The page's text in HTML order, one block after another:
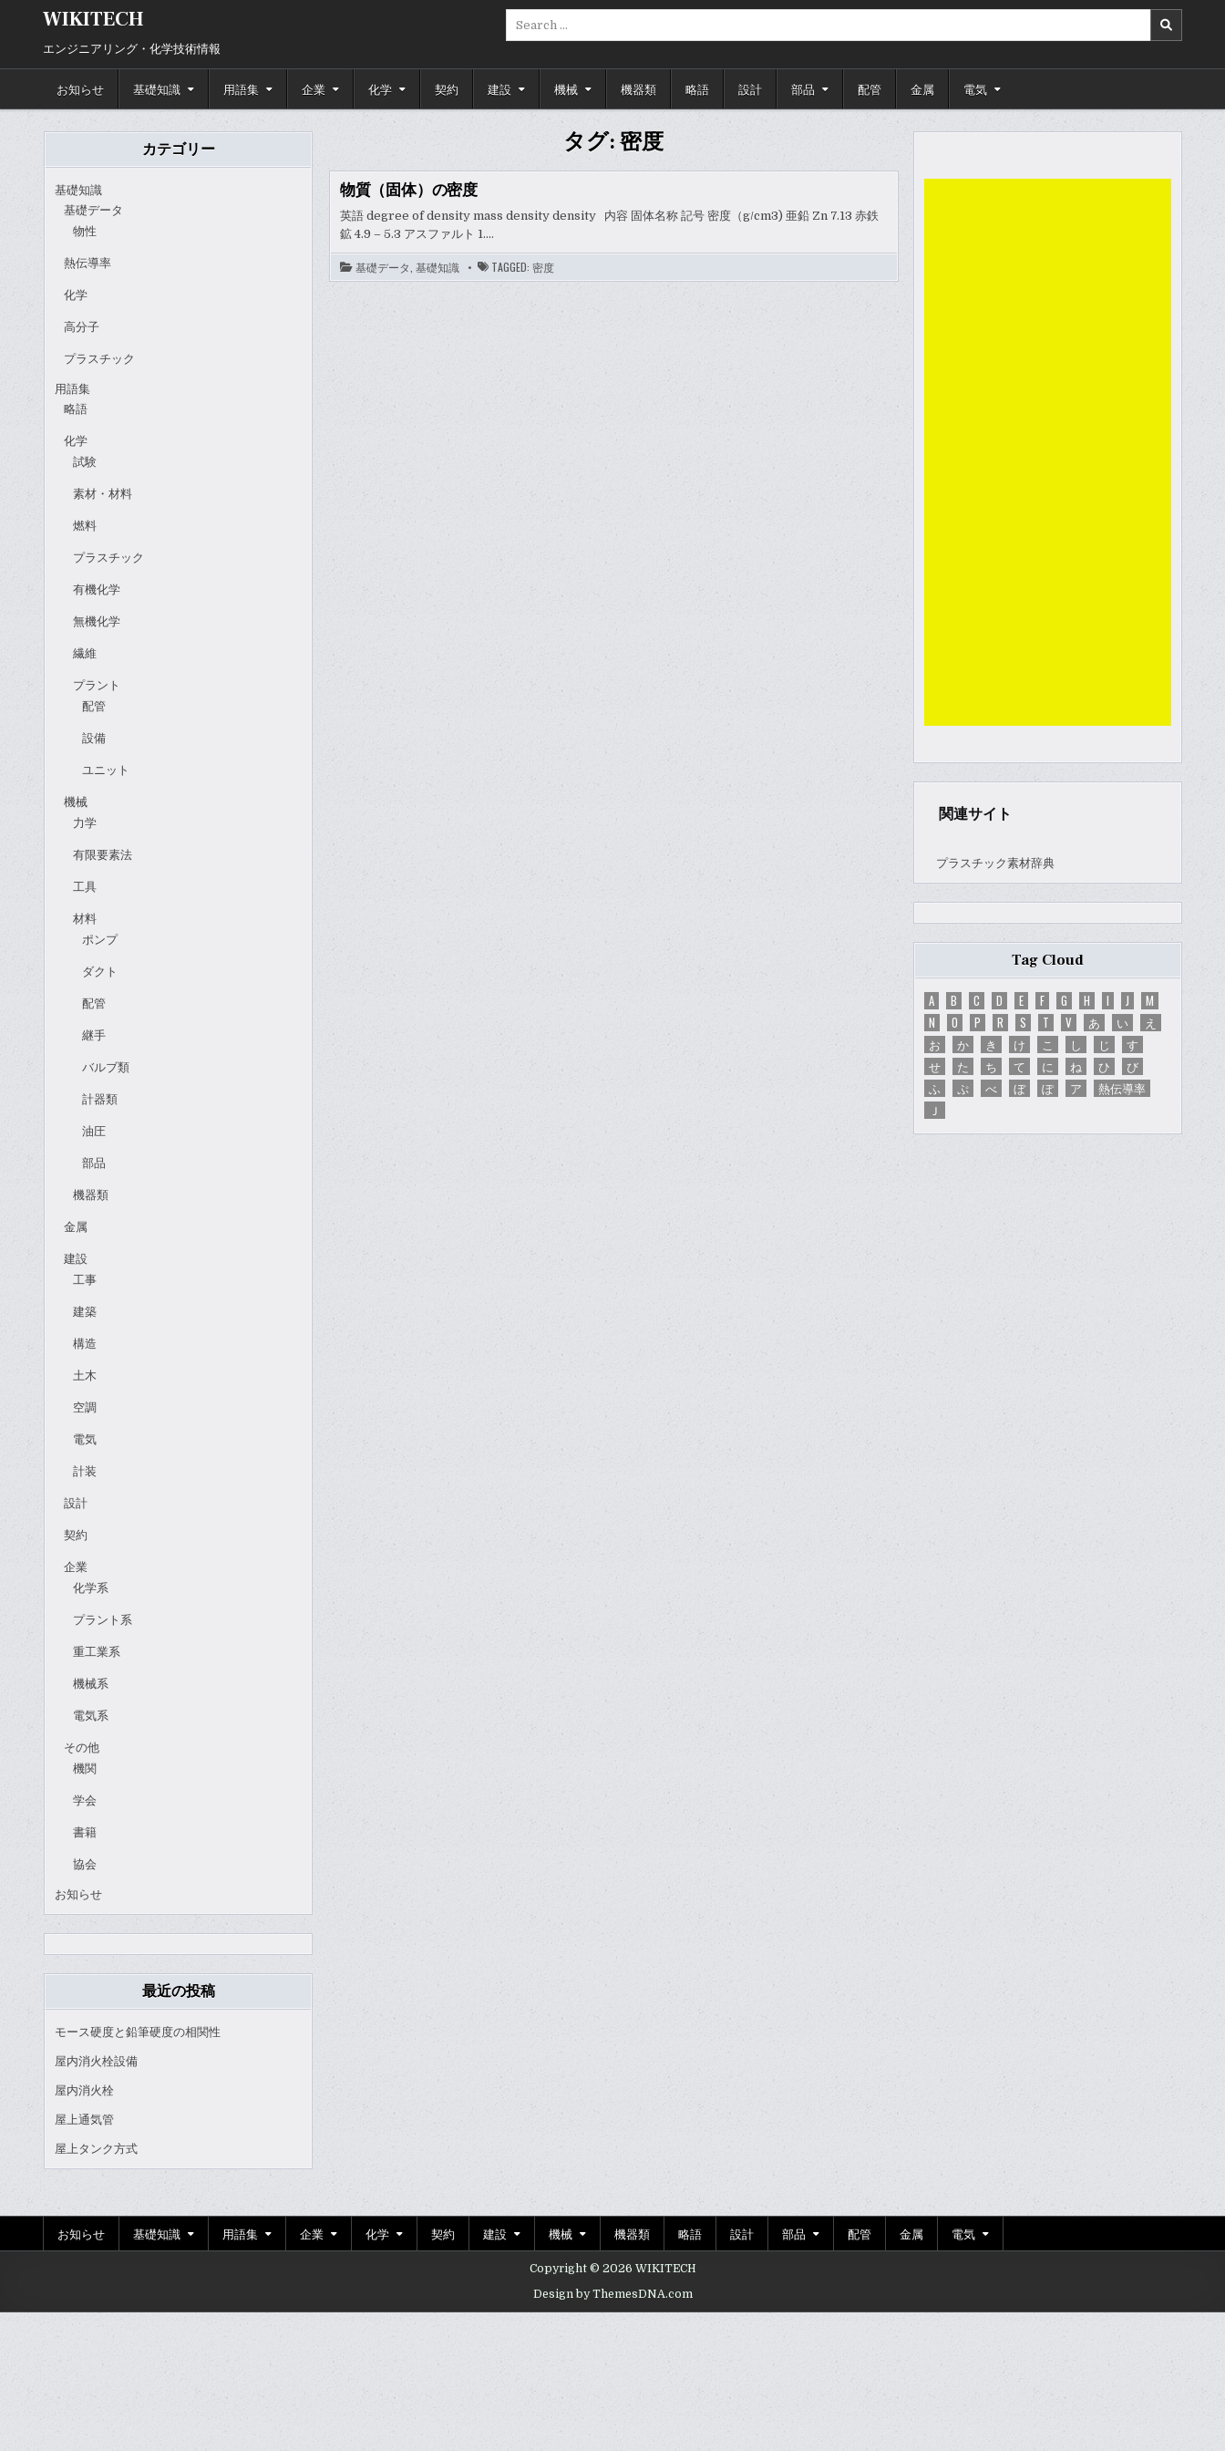
WIKITECH
エンジニアリング・化学技術情報
お知らせ 基礎知識 用語集 企業 化学 契約 建設 機械 機器類 略語 設計 部品 配管 金属 電気
カテゴリー
基礎知識
基礎データ
物性
熱伝導率
化学
高分子
プラスチック
用語集
略語
化学
試験
素材・材料
燃料
プラスチック
有機化学
無機化学
繊維
プラント
配管
設備
ユニット
機械
力学
有限要素法
工具
材料
ポンプ
ダクト
配管
継手
バルブ類
計器類
油圧
部品
機器類
金属
建設
工事
建築
構造
土木
空調
電気
計装
設計
契約
企業
化学系
プラント系
重工業系
機械系
電気系
その他
機関
学会
書籍
協会
お知らせ
最近の投稿
モース硬度と鉛筆硬度の相関性
屋内消火栓設備
屋内消火栓
屋上通気管
屋上タンク方式
タグ:密度
物質（固体）の密度
英語 degree of density mass density density 内容 固体名称 記号 密度（g/cm3) 亜鉛 Zn 7.13 赤鉄
鉱 4.9 – 5.3 アスファルト 1….
基礎データ 基礎知識 TAGGED: 密度
関連サイト
プラスチック素材辞典
Tag Cloud
A B C D E F G H I J
M
N
O P R S T V あ い
え
お
か き け こ し じ
す
せ
た ち て に ね ひ
び
ふ
ぷ べ ぼ ぽ ア
熱伝導率
Ｊ
お知らせ 基礎知識 用語集 企業 化学 契約 建設 機械 機器類 略語 設計 部品 配管 金属 電気
Copyright © 2026 WIKITECH
Design by ThemesDNA.com